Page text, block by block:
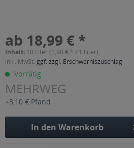
ab 18,99 € *
Inhalt: 10 Liter (1,90 € * / 1 Liter)
inkl. MwSt. ggf. zzgl. Erschwerniszuschlag
Vorrätig
MEHRWEG
+3,10 € Pfand
In den Warenkorb